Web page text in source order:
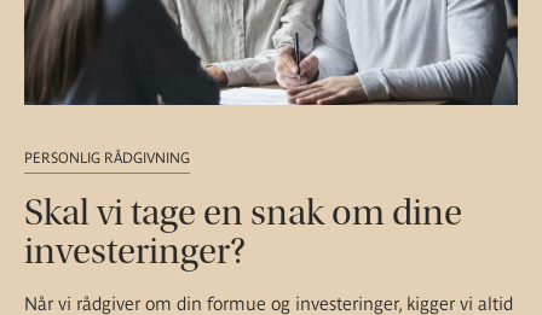
PERSONLIG RÅDGIVNING
Skal vi tage en snak om dine
investeringer?
Når vi rådgiver om din formue og investeringer, kigger vi altid